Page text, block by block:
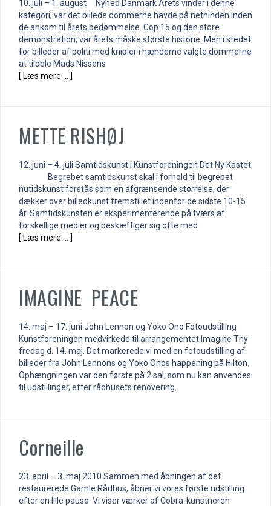
10. juli – 1. august Nyhed Danmark Årets vinder i denne
kategori, var det billede dommerne havde på nethinden inden
de ankom til årets bedømmelse. Cop 15 og den store
demonstration, var årets måske største historie. Men i stedet
for billeder af politi med knipler i hænderne valgte dommerne
at tildele Mads Nissens
[ Læs mere … ]
METTE RISHØJ
12. juni – 4. juli Samtidskunst i Kunstforeningen Det Ny Kastet
Begrebet samtidskunst skal i forhold til begrebet
nutidskunst forstås som en afgrænsende størrelse, der
dækker over billedkunst fremstillet indenfor de sidste 10-15
år. Samtidskunsten er eksperimenterende på tværs af
forskellige medier og beskæftiger sig ofte med
[ Læs mere … ]
IMAGINE PEACE
14. maj – 17. juni John Lennon og Yoko Ono Fotoudstilling
Kunstforeningen medvirkede til arrangementet Imagine Thy
fredag d. 14. maj. Det markerede vi med en fotoudstilling af
billeder fra John Lennons og Yoko Onos happening på Hilton.
Ophængningen var den første på 2.sal, som nu kan anvendes
til udstillinger, efter rådhusets renovering.
Corneille
23. april – 3. maj 2010 Sammen med åbningen af det
restaurerede Gamle Rådhus, åbner vi vores første udstilling
efter en lille pause. Vi viser værker af Cobra-kunstneren